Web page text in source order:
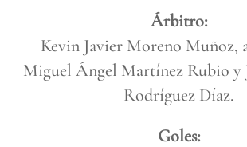
Árbitro:
Kevin Javier Moreno Muñoz,
Miguel Ángel Martínez Rubio y
Rodríguez Díaz.
Goles: